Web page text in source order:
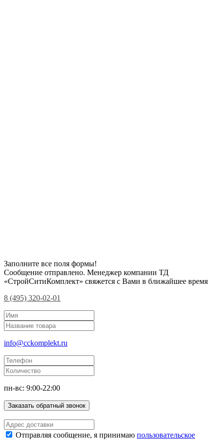
Заполните все поля формы!
Сообщение отправлено. Менеджер компании ТД
«СтройСитиКомплект» свяжется с Вами в ближайшее время
8 (495) 320-02-01
info@cckomplekt.ru
пн-вс: 9:00-22:00
Заказать обратный звонок
Отправляя сообщение, я принимаю пользовательское